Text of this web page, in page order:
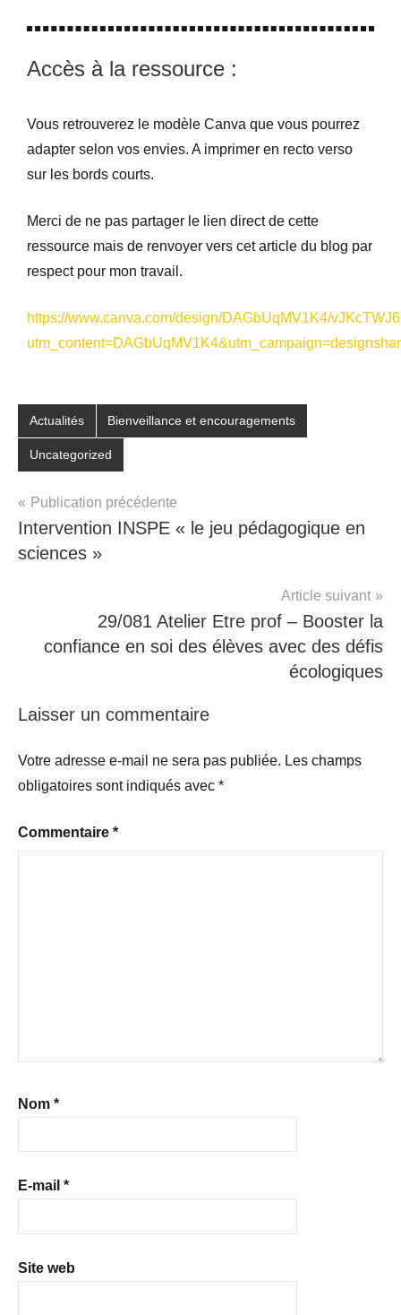
Accès à la ressource :
Vous retrouverez le modèle Canva que vous pourrez
adapter selon vos envies. A imprimer en recto verso
sur les bords courts.
Merci de ne pas partager le lien direct de cette
ressource mais de renvoyer vers cet article du blog par
respect pour mon travail.
https://www.canva.com/design/DAGbUqMV1K4/
Étiqueté
avec
bonne
resolutions,
résolutions,
voeux
Actualités Bienveillance et encouragements
Uncategorized
Publication précédente
Intervention INSPE « le jeu pédagogique en
sciences »
Article suivant
29/081 Atelier Etre prof – Booster la
confiance en soi des élèves avec des défis
écologiques
Laisser un commentaire
Votre adresse e-mail ne sera pas publiée. Les champs
obligatoires sont indiqués avec *
Commentaire *
Nom *
E-mail *
Site web